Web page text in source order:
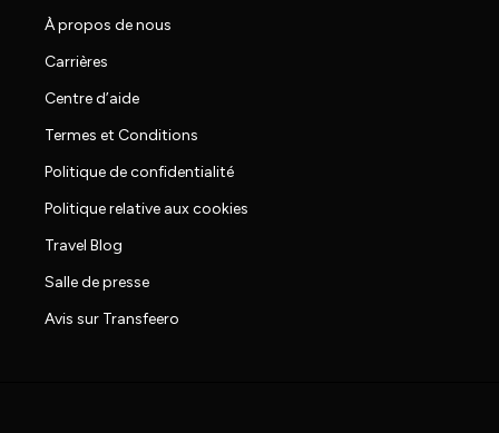
À propos de nous
Carrières
Centre d’aide
Termes et Conditions
Politique de confidentialité
Politique relative aux cookies
Travel Blog
Salle de presse
Avis sur Transfeero